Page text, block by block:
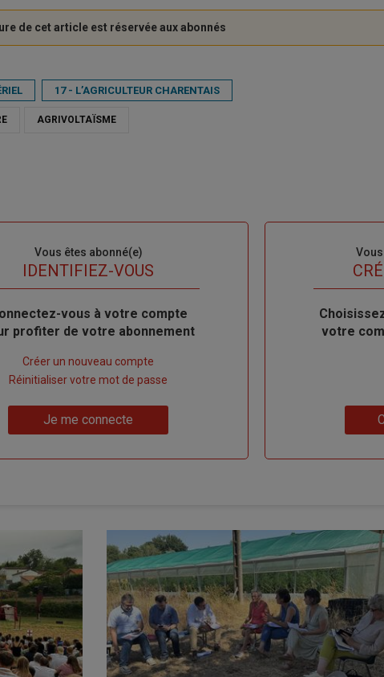
17 - L’AGRICULTEUR CHARENTAIS
AGRIVOLTAÏSME
Vous êtes abonné(e)
IDENTIFIEZ-VOUS
vous à votre compte
profiter de votre abonnement
Créer un nouveau compte
Réinitialiser votre mot de passe
Je me connecte
TITRE
Body
votre